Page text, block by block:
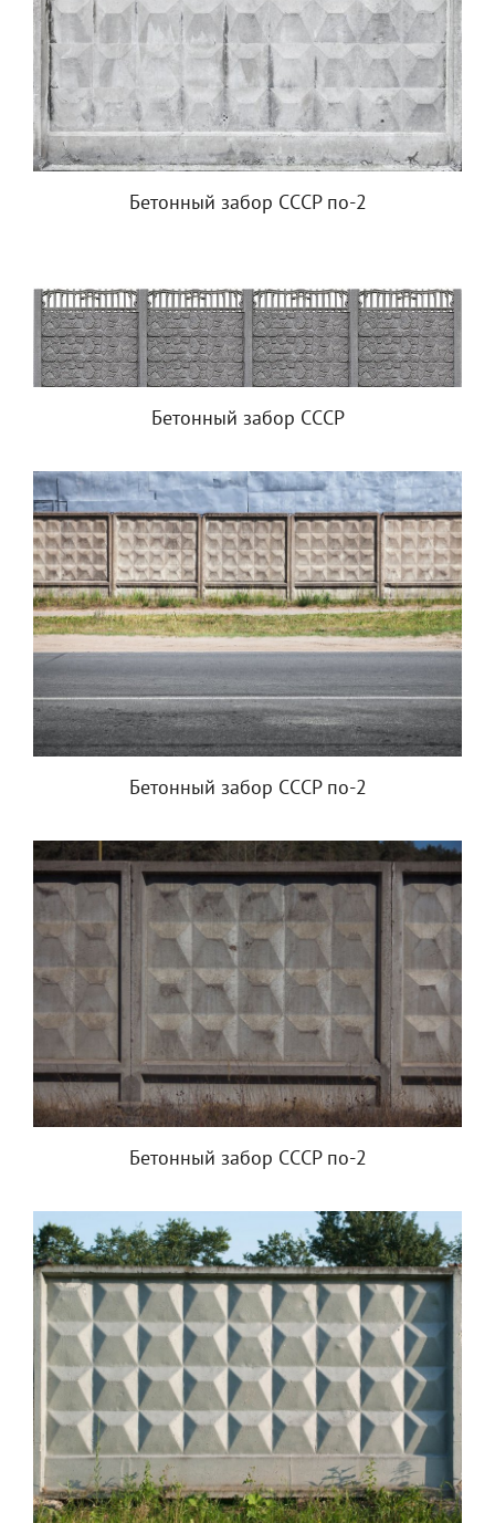
Бетонный забор СССР по-2
Бетонный забор СССР
Бетонный забор СССР по-2
Бетонный забор СССР по-2